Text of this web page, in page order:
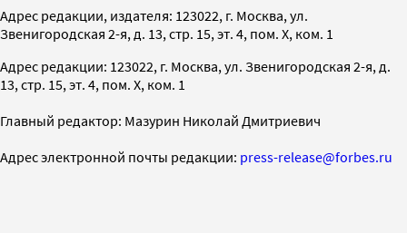
Адрес редакции, издателя: 123022, г. Москва, ул.
Звенигородская 2-я, д. 13, стр. 15, эт. 4, пом. X, ком. 1
Адрес редакции: 123022, г. Москва, ул. Звенигородская 2-я, д.
13, стр. 15, эт. 4, пом. X, ком. 1
Главный редактор: Мазурин Николай Дмитриевич
Адрес электронной почты редакции: press-release@forbes.ru